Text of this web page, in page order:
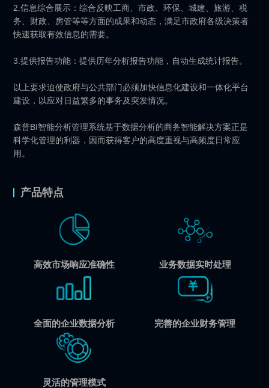
2.信息综合展示：综合反映工商、市政、环保、城建、旅游、税
务、财政、房管等等方面的成果和动态，满足市政府各级决策者
快速获取有效信息的需要。
3.提供报告功能：提供历年分析报告功能，自动生成统计报告。
以上要求迫使政府与公共部门必须加快信息化建设和一体化平台
建设，以应对日益繁多的事务及突发情况。
森普BI智能分析管理系统基于数据分析的商务智能解决方案正是
科学化管理的利器，因而获得客户的高度重视与高频度日常应
用。
产品特点
高效市场响应准确性 业务数据实时处理
全面的企业数据分析 完善的企业财务管理
灵活的管理模式